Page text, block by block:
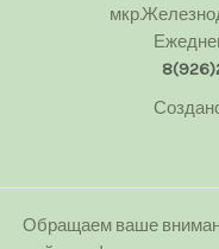
Обращаем ваше